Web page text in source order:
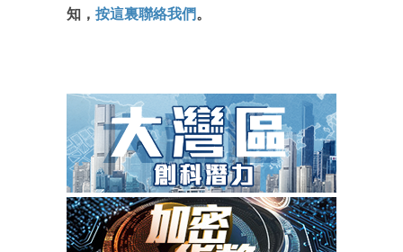
知， 按這裏聯絡我們。